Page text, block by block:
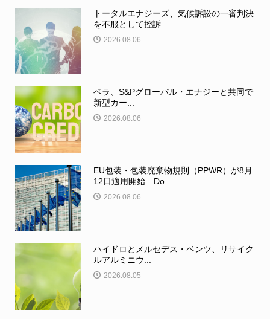
トータルエナジーズ、気候訴訟の一審判決
を不服として控訴
2026.08.06
ベラ、S&Pグローバル・エナジーと共同で
新型カー...
2026.08.06
EU包装・包装廃棄物規則（PPWR）が8月
12日適用開始 Do...
2026.08.06
ハイドロとメルセデス・ベンツ、リサイク
ルアルミニウ...
2026.08.05